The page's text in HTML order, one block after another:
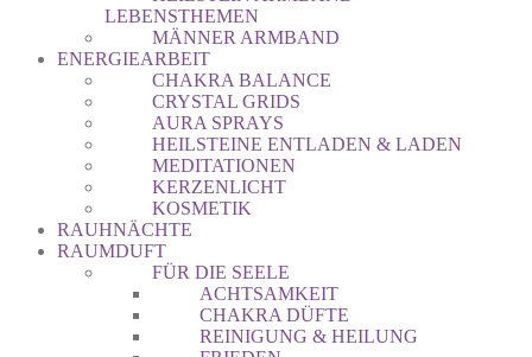
LEBENSTHEMEN
MÄNNER ARMBAND
ENERGIEARBEIT
CHAKRA BALANCE
CRYSTAL GRIDS
AURA SPRAYS
HEILSTEINE ENTLADEN & LADEN
MEDITATIONEN
KERZENLICHT
KOSMETIK
RAUHNÄCHTE
RAUMDUFT
FÜR DIE SEELE
ACHTSAMKEIT
CHAKRA DÜFTE
REINIGUNG & HEILUNG